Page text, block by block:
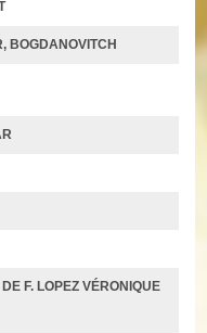
BOGDANOVITCH
F. LOPEZ VÉRONIQUE